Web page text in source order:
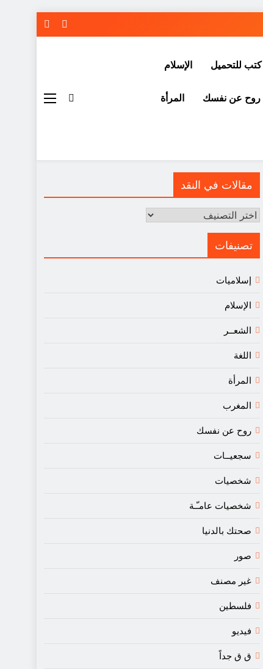
كتب للتحميل الإسلام
روح عن نفسك المرأة
مقالات في النقد
مقالات
النقد
تصنيفات
إسلاميات
الإسلام
الشعــر
اللغة
المرأة
المغرب
روح عن نفسك
سجعيــات
شخصيات
شخصيات عامـّـة
صحتك بالدنيا
صور
غير مصنف
فلسطين
فيديو
ق ق جداً